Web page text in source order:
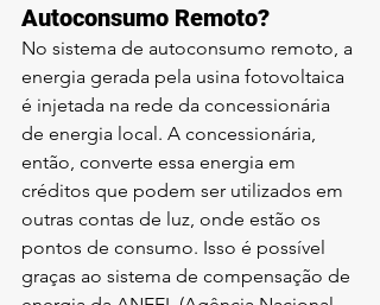
Autoconsumo Remoto?
No sistema de autoconsumo remoto, a
energia gerada pela usina fotovoltaica
é injetada na rede da concessionária
de energia local. A concessionária,
então, converte essa energia em
créditos que podem ser utilizados em
outras contas de luz, onde estão os
pontos de consumo. Isso é possível
graças ao sistema de compensação de